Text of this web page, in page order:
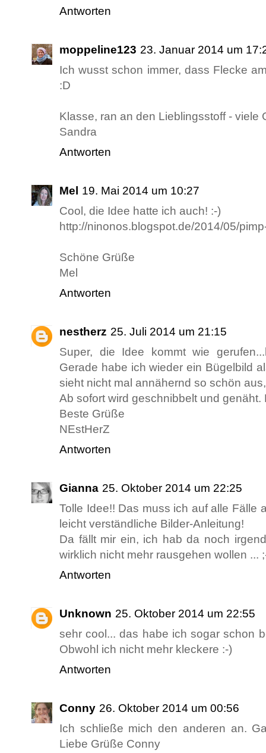
Antworten
moppeline123 23. Januar 2014 um
Ich wusst schon immer, dass Flecke
:D
Klasse, ran an den Lieblingsstoff - viele
Sandra
Antworten
Mel 19. Mai 2014 um 10:27
Cool, die Idee hatte ich auch! :-)
http://ninonos.blogspot.de/2014/05/
Schöne Grüße
Mel
Antworten
nestherz 25. Juli 2014 um 21:15
Super, die Idee kommt wie
Gerade habe ich wieder ein Bügelbild
sieht nicht mal annähernd so schön
Ab sofort wird geschnibbelt und genäht.
Beste Grüße
NEstHerZ
Antworten
Gianna 25. Oktober 2014 um 22:25
Tolle Idee!! Das muss ich auf alle Fälle
leicht verständliche Bilder-Anleitung!
Da fällt mir ein, ich hab da noch
wirklich nicht mehr rausgehen wollen ...
Antworten
Unknown 25. Oktober 2014 um 22:55
sehr cool... das habe ich sogar schon
Obwohl ich nicht mehr kleckere :-)
Antworten
Conny 26. Oktober 2014 um 00:56
Ich schließe mich den anderen an.
Liebe Grüße Conny